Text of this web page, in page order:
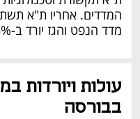
מדד הנפט והגז יורד ב-0.5% בתחתית.
בבורסה